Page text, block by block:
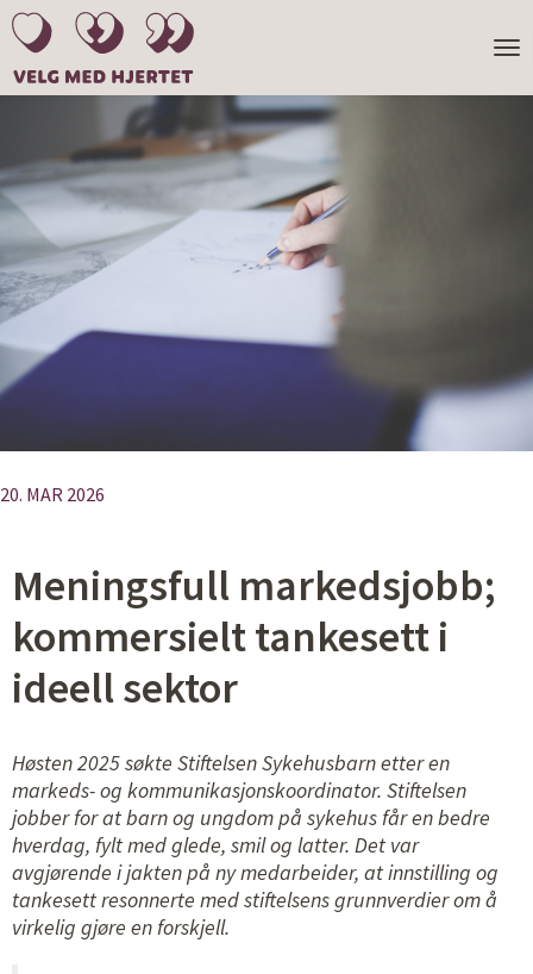
20. MAR 2026
Meningsfull markedsjobb;
kommersielt tankesett i
ideell sektor
Høsten 2025 søkte Stiftelsen Sykehusbarn etter en
markeds- og kommunikasjonskoordinator. Stiftelsen
jobber for at barn og ungdom på sykehus får en bedre
hverdag, fylt med glede, smil og latter. Det var
avgjørende i jakten på ny medarbeider, atinnstilling og
tankesett resonnerte med stiftelsens grunnverdier om å
virkelig gjøre en forskjell.